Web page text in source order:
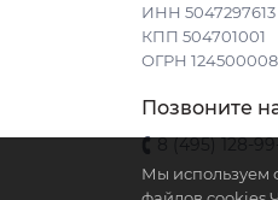
ИНН 5047297613
КПП 504701001
ОГРН
Позвоните
8 (495) 128-
Мы используем